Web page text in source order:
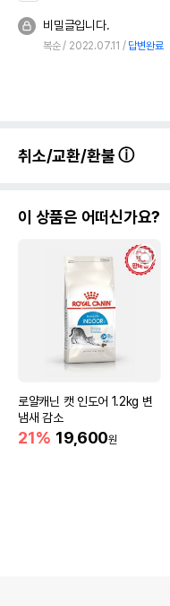
비밀글입니다.
복순 2022.07.11 답변완료
취소/교환/환불
이 상품은 어떠신가요?
로얄캐닌 캣 인도어 1.2kg 변
냄새 감소
21% 19,600원